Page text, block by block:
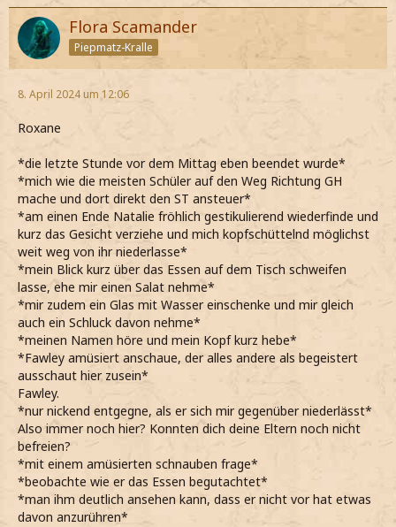
Flora Scamander
Piepmatz-Kralle
8. April 2024 um 12:06
Roxane
*die letzte Stunde vor dem Mittag eben beendet wurde*
*mich wie die meisten Schüler auf den Weg Richtung GH
mache und dort direkt den ST ansteuer*
*am einen Ende Natalie fröhlich gestikulierend wiederfinde und
kurz das Gesicht verziehe und mich kopfschüttelnd möglichst
weit weg von ihr niederlasse*
*mein Blick kurz über das Essen auf dem Tisch schweifen
lasse, ehe mir einen Salat nehme*
*mir zudem ein Glas mit Wasser einschenke und mir gleich
auch ein Schluck davon nehme*
*meinen Namen höre und mein Kopf kurz hebe*
*Fawley amüsiert anschaue, der alles andere als begeistert
ausschaut hier zusein*
Fawley.
*nur nickend entgegne, als er sich mir gegenüber niederlässt*
Also immer noch hier? Konnten dich deine Eltern noch nicht
befreien?
*mit einem amüsierten schnauben frage*
*beobachte wie er das Essen begutachtet*
*man ihm deutlich ansehen kann, dass er nicht vor hat etwas
davon anzurühren*